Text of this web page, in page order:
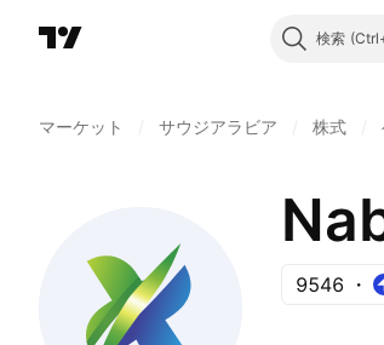
検索
マーケット サウジアラビア 株式
9546